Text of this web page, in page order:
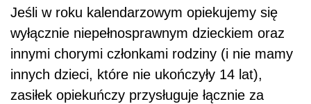
Jeśli w roku kalendarzowym opiekujemy się
wyłącznie niepełnosprawnym dzieckiem oraz
innymi chorymi członkami rodziny (i nie mamy
innych dzieci, które nie ukończyły 14 lat),
zasiłek opiekuńczy przysługuje łącznie za